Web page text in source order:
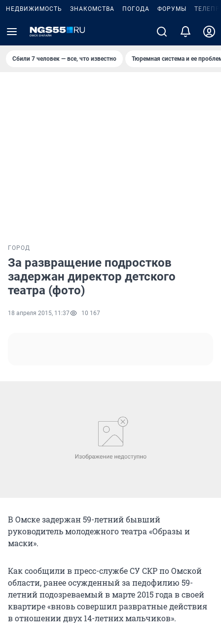
НЕДВИЖИМОСТЬ ЗНАКОМСТВА ПОГОДА ФОРУМЫ
Сбили 7 человек — все, что известно Тюремная система и ее
ГОРОД
За развращение подростков
задержан директор детского
театра (фото)
18 апреля 2015, 11:37 10 167
В Омске задержан 59-летний бывший
руководитель молодежного театра «Образы и
маски».
Как сообщили в пресс-службе СУ СКР по Омской
области, ранее осужденный за педофилию 59-
летний подозреваемый в марте 2015 года в своей
квартире «вновь совершил развратные действия
в отношении двух 14-летних мальчиков».